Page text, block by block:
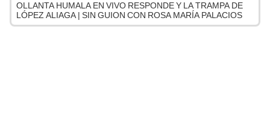
OLLANTA HUMALA EN VIVO RESPONDE Y LA TRAMPA DE
LÓPEZ ALIAGA | SIN GUION CON ROSA MARÍA PALACIOS